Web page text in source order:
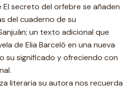
El secreto del orfebre se añaden
del cuaderno de su
un texto adicional que
de Elia Barceló en una nueva
su significado y ofreciendo con
literaria su autora nos recuerda